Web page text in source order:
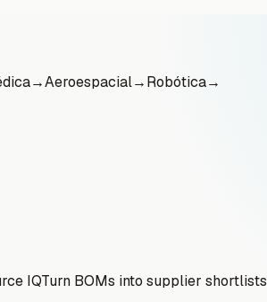
→Aeroespacial→Robótica→
IQTurn BOMs into supplier shortlists